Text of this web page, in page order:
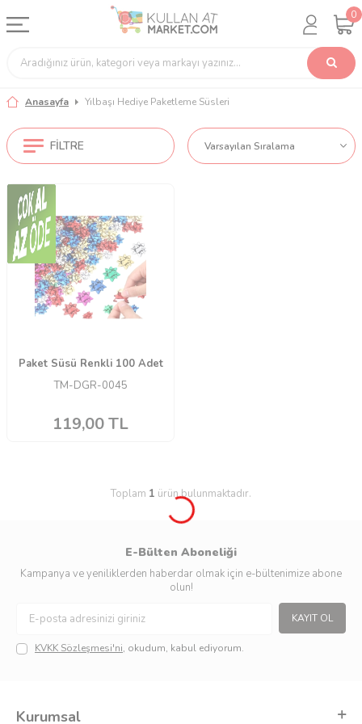
0
Anasayfa Yılbaşı Hediye Paketleme Süsleri
FILTRE
Paket Süsü Renkli 100 Adet
TM-DGR-0045
119,00TL
Toplam 1 ürün bulunmaktadır.
E-Bülten Aboneliği
Kampanya ve yeniliklerden haberdar olmak için e-bültenimize abone
olun!
KAYIT OL
KVKK Sözleşmesi'ni, okudum, kabul ediyorum.
Kurumsal